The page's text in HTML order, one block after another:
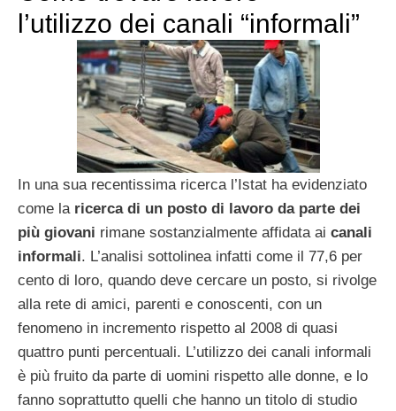
l’utilizzo dei canali “informali”
In una sua recentissima ricerca l’Istat ha evidenziato
come la ricerca di un posto di lavoro da parte dei
più giovani rimane sostanzialmente affidata ai canali
informali. L’analisi sottolinea infatti come il 77,6 per
cento di loro, quando deve cercare un posto, si rivolge
alla rete di amici, parenti e conoscenti, con un
fenomeno in incremento rispetto al 2008 di quasi
quattro punti percentuali. L’utilizzo dei canali informali
è più fruito da parte di uomini rispetto alle donne, e lo
fanno soprattutto quelli che hanno un titolo di studio